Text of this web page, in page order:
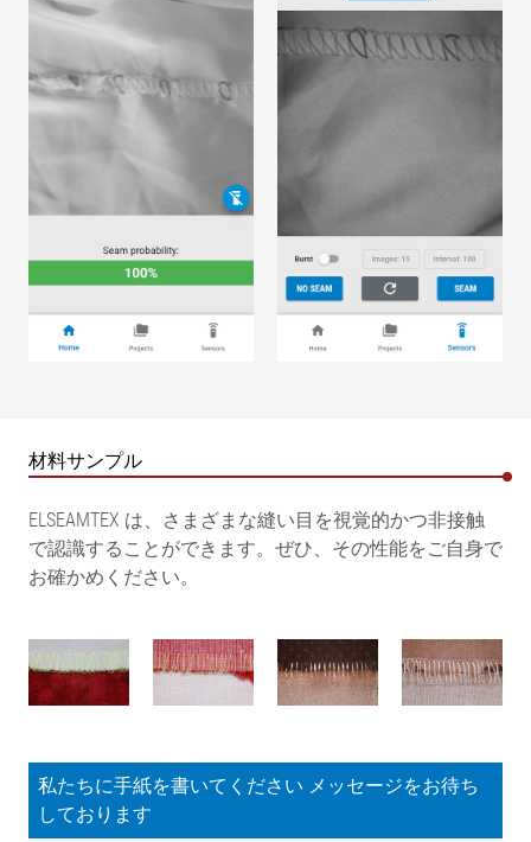
材料サンプル
ELSEAMTEX は、さまざまな縫い目を視覚的かつ非接触
で認識することができます。ぜひ、その性能をご自身で
お確かめください。
私たちに手紙を書いてください メッセージをお待ち
しております